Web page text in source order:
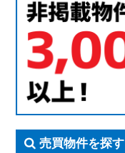
売買物件を探す